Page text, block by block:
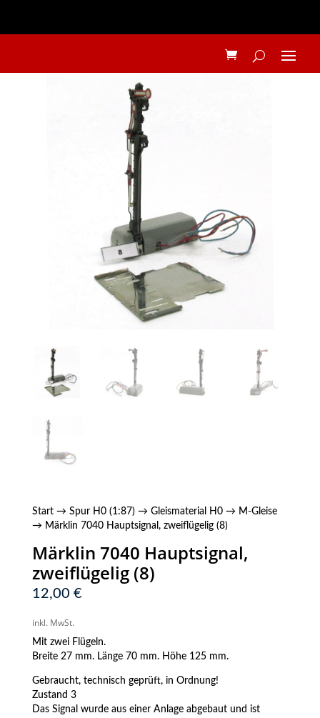
Start→ Spur H0 (1:87)→ Gleismaterial H0→ M-Gleise
→ Märklin 7040 Hauptsignal, zweiflügelig (8)
Märklin 7040 Hauptsignal,
zweiflügelig (8)
12,00 €
inkl. MwSt.
Mit zwei Flügeln.
Breite 27 mm. Länge 70 mm. Höhe 125 mm.
Gebraucht, technisch geprüft, in Ordnung!
Zustand 3
Das Signal wurde aus einer Anlage abgebaut und ist